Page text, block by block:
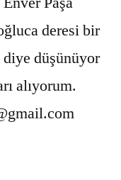
deresi bir
düşünüyor
alıyorum.